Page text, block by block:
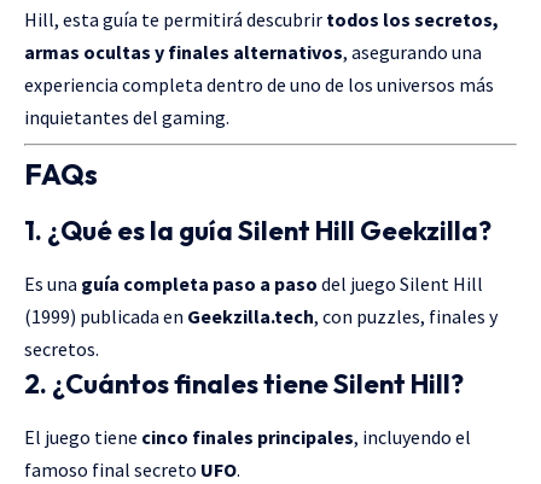
Hill, esta guía te permitirá descubrir todos los secretos,
armas ocultas y finales alternativos, asegurando una
experiencia completa dentro de uno de los universos más
inquietantes del gaming.
FAQs
1. ¿Qué es la guía Silent Hill Geekzilla?
Es una guía completa paso a paso del juego Silent Hill
(1999) publicada en Geekzilla.tech, con puzzles, finales y
secretos.
2. ¿Cuántos finales tiene Silent Hill?
El juego tiene cinco finales principales, incluyendo el
famoso final secreto UFO.